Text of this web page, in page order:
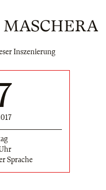
Inszenierung
Sprache